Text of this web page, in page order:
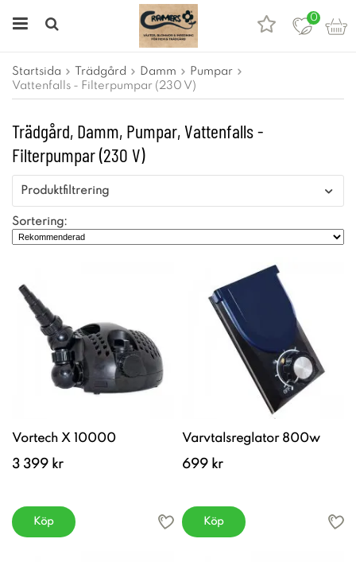
0
Startsida Trädgård Damm
Pumpar
Vattenfalls - Filterpumpar (230 V)
Trädgård, Damm, Pumpar, Vattenfalls -
Filterpumpar (230 V)
Produktfiltrering
Sortering:
Vortech X 10000
3 399 kr
Köp
Varvtalsreglator 800w
699 kr
Köp